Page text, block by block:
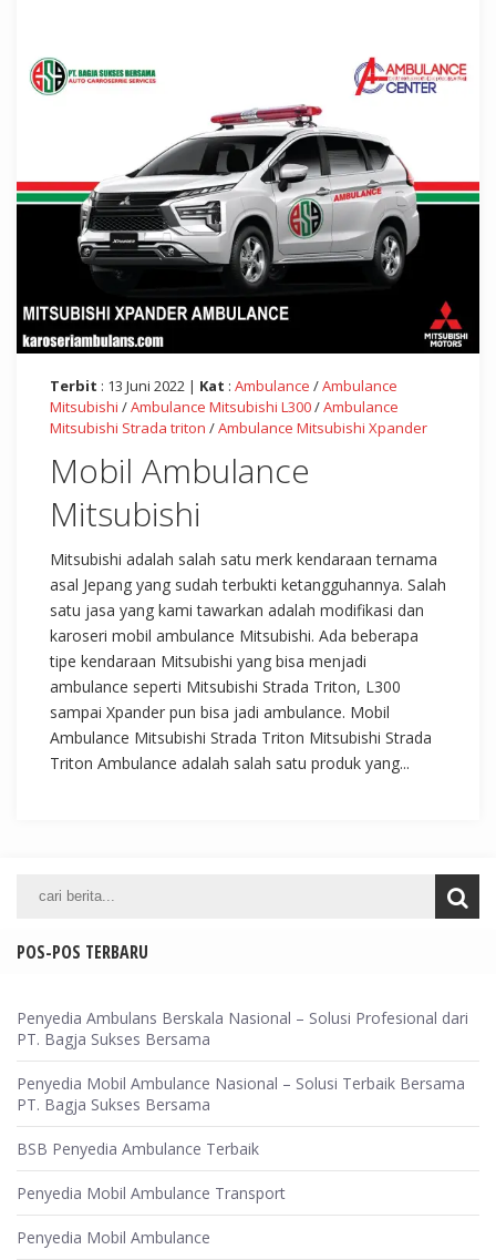
Terbit : 13 Juni 2022 | Kat : Ambulance /Ambulance
Mitsubishi /Ambulance Mitsubishi L300/Ambulance
Mitsubishi Strada triton /Ambulance Mitsubishi Xpander
Mobil Ambulance
Mitsubishi
Mitsubishi adalah salah satu merk kendaraan ternama
asal Jepang yang sudah terbukti ketangguhannya. Salah
satu jasa yang kami tawarkan adalah modifikasi dan
karoseri mobil ambulance Mitsubishi. Ada beberapa
tipe kendaraan Mitsubishi yang bisa menjadi
ambulance seperti Mitsubishi Strada Triton, L300
sampai Xpander pun bisa jadi ambulance. Mobil
Ambulance Mitsubishi Strada Triton Mitsubishi Strada
Triton Ambulance adalah salah satu produk yang...
POS-POS TERBARU
Penyedia Ambulans Berskala Nasional – Solusi Profesional dari
PT. Bagja Sukses Bersama
Penyedia Mobil Ambulance Nasional – Solusi Terbaik Bersama
PT. Bagja Sukses Bersama
BSB Penyedia Ambulance Terbaik
Penyedia Mobil Ambulance Transport
Penyedia Mobil Ambulance